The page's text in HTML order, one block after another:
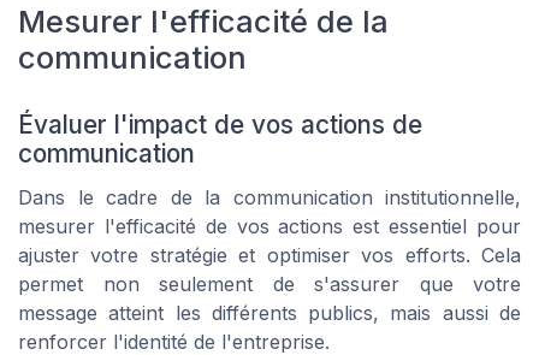
Mesurer l'efficacité de la
communication
Évaluer l'impact de vos actions de
communication
Dans le cadre de la communication institutionnelle,
mesurer l'efficacité de vos actions est essentiel pour
ajuster votre stratégie et optimiser vos efforts. Cela
permet non seulement de s'assurer que votre
message atteint les différents publics, mais aussi de
renforcer l'identité de l'entreprise.